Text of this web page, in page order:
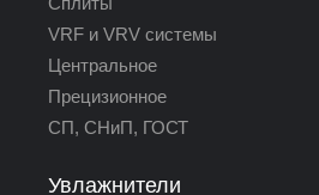
VRF и VRV системы
Центральное
Прецизионное
СП, СНиП, ГОСТ
Увлажнители